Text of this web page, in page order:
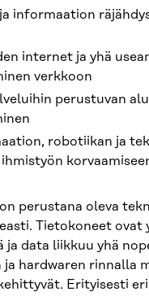
informaation
internet ja yhä
verkkoon
perustuvan
robotiikan ja
perustana oleva
Tietokoneet ovat
ja data liikkuu yhä
ja hardwaren rinnalla
Erityisesti